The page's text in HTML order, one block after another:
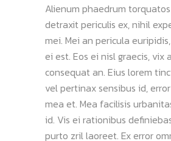
Alienum phaedrum
detraxit periculis ex, nihil
mei. Mei an pericula
ei est. Eos ei nisl graecis, vix
consequat an. Eius lorem
vel pertinax sensibus id,
mea et. Mea facilisis
id. Vis ei rationibus
purto zril laoreet. Ex error